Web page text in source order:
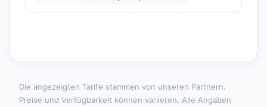
Die angezeigten Tarife stammen von unseren Partnern.
Preise und Verfügbarkeit können variieren. Alle Angaben